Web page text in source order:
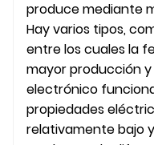
produce mediante
Hay varios tipos,
entre los cuales la
mayor producción
electrónico
propiedades
relativamente bajo